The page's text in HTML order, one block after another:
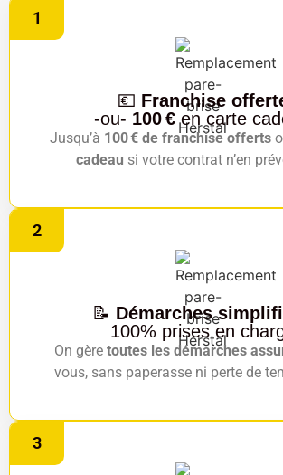
1
💶 Franchise
-ou- 100 €en carte
Jusqu’à 100 € de franchise offerts
cadeau si votre contrat n’en
2
📝 Démarches
100% prises en
On gère toutes les démarches
vous, sans paperasse ni perte de
3